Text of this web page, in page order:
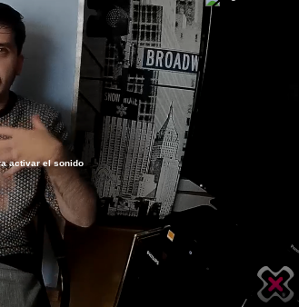
activar el sonido